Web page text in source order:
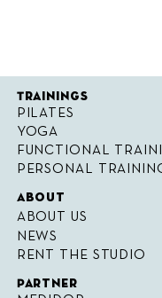
Trainings
PILATES
YOGA
FUNCTIONAL
PERSONAL
About
ABOUT US
NEWS
RENT THE STUDIO
Partner